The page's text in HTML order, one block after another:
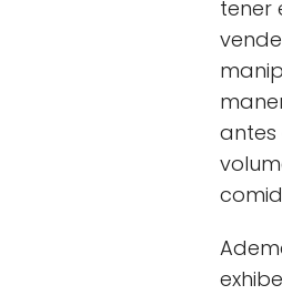
tener
antes